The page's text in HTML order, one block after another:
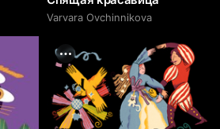
Varvara Ovchinnikova